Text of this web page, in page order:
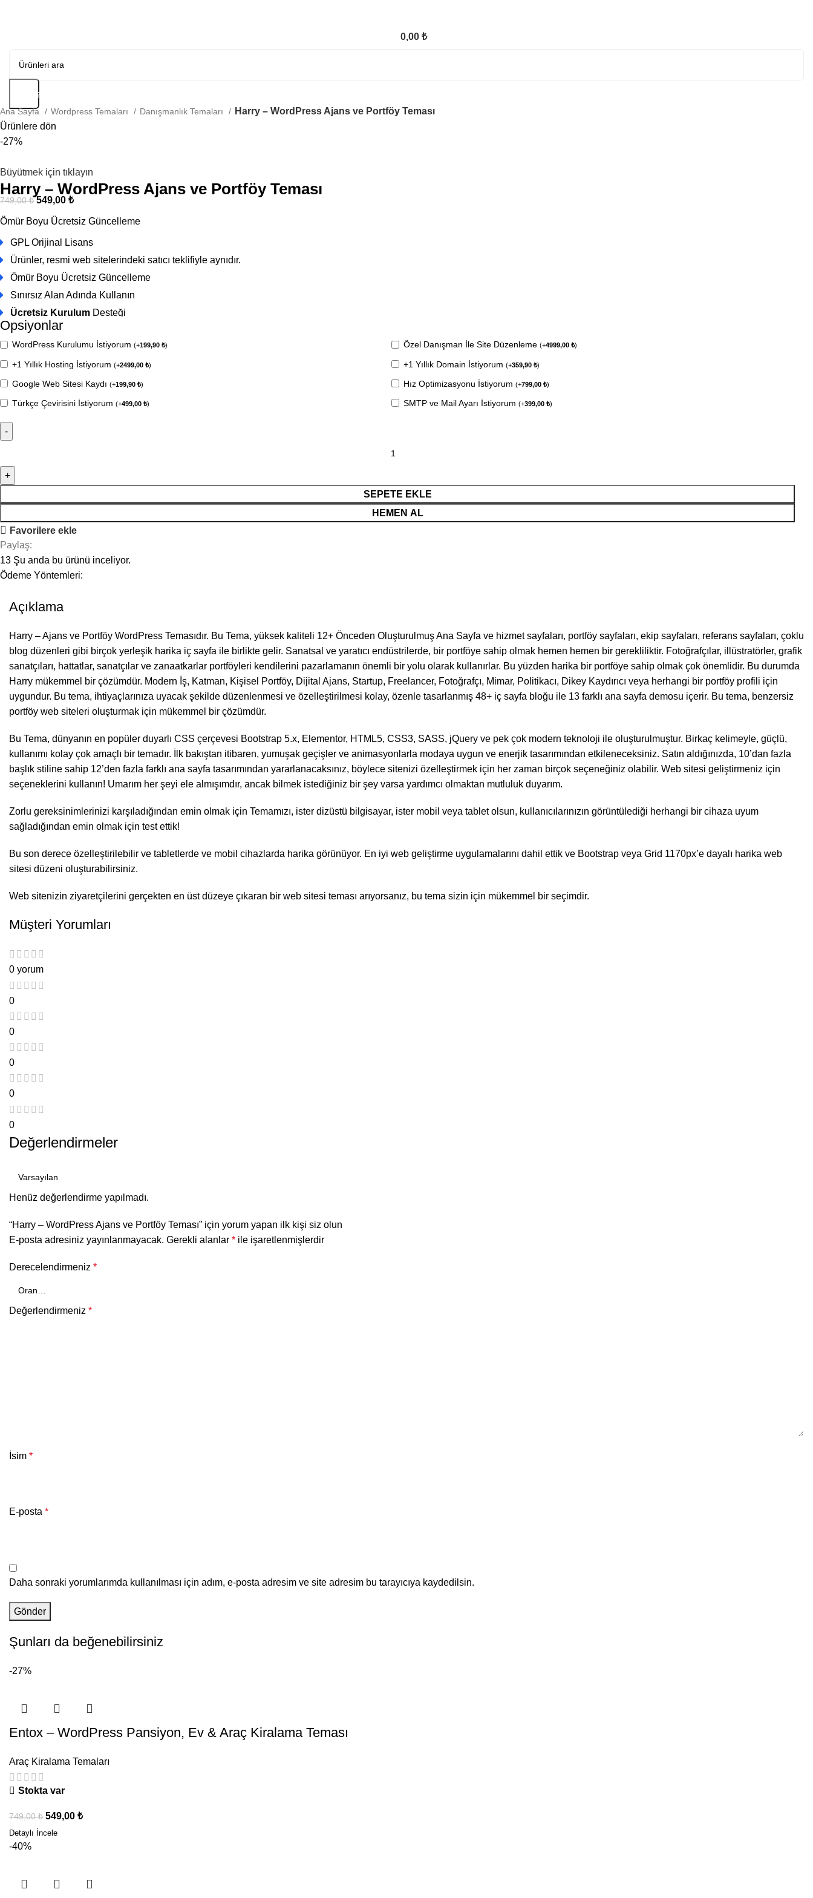
0,00 ₺
Arama
Ana Sayfa Wordpress Temaları Danışmanlık Temaları
Harry – WordPress Ajans ve Portföy Teması
Ürünlere dön
-27%
Büyütmek için tıklayın
Harry – WordPress Ajans ve Portföy Teması
749,00₺ 549,00₺
Ömür Boyu Ücretsiz Güncelleme
GPL Orijinal Lisans
Ürünler, resmi web sitelerindeki satıcı teklifiyle aynıdır.
Ömür Boyu Ücretsiz Güncelleme
Sınırsız Alan Adında Kullanın
Ücretsiz Kurulum Desteği
Opsiyonlar
WordPress Kurulumu İstiyorum(+199,90₺) Özel Danışman İle Site Düzenleme(+4999,00₺)
+1 Yıllık Hosting İstiyorum(+2499,00₺) +1 Yıllık Domain İstiyorum(+359,90₺)
Google Web Sitesi Kaydı(+199,90₺) Hız Optimizasyonu İstiyorum(+799,00₺)
Türkçe Çevirisini İstiyorum(+499,00₺) SMTP ve Mail Ayarı İstiyorum(+399,00₺)
SEPETE EKLE
HEMEN AL
Favorilere ekle
Paylaş:
13 Şu anda bu ürünü inceliyor.
Ödeme Yöntemleri:
Açıklama
Harry – Ajans ve Portföy WordPress Temasıdır. Bu Tema, yüksek kaliteli 12+ Önceden Oluşturulmuş Ana Sayfa ve hizmet sayfaları, portföy sayfaları, ekip sayfaları, referans sayfaları, çoklu
blog düzenleri gibi birçok yerleşik harika iç sayfa ile birlikte gelir. Sanatsal ve yaratıcı endüstrilerde, bir portföye sahip olmak hemen hemen bir gerekliliktir. Fotoğrafçılar, illüstratörler, grafik
sanatçıları, hattatlar, sanatçılar ve zanaatkarlar portföyleri kendilerini pazarlamanın önemli bir yolu olarak kullanırlar. Bu yüzden harika bir portföye sahip olmak çok önemlidir. Bu durumda
Harry mükemmel bir çözümdür. Modern İş, Katman, Kişisel Portföy, Dijital Ajans, Startup, Freelancer, Fotoğrafçı, Mimar, Politikacı, Dikey Kaydırıcı veya herhangi bir portföy profili için
uygundur. Bu tema, ihtiyaçlarınıza uyacak şekilde düzenlenmesi ve özelleştirilmesi kolay, özenle tasarlanmış 48+ iç sayfa bloğu ile 13 farklı ana sayfa demosu içerir. Bu tema, benzersiz
portföy web siteleri oluşturmak için mükemmel bir çözümdür.
Bu Tema, dünyanın en popüler duyarlı CSS çerçevesi Bootstrap 5.x, Elementor, HTML5, CSS3, SASS, jQuery ve pek çok modern teknoloji ile oluşturulmuştur. Birkaç kelimeyle, güçlü,
kullanımı kolay çok amaçlı bir temadır. İlk bakıştan itibaren, yumuşak geçişler ve animasyonlarla modaya uygun ve enerjik tasarımından etkileneceksiniz. Satın aldığınızda, 10’dan fazla
başlık stiline sahip 12’den fazla farklı ana sayfa tasarımından yararlanacaksınız, böylece sitenizi özelleştirmek için her zaman birçok seçeneğiniz olabilir. Web sitesi geliştirmeniz için
seçeneklerini kullanın! Umarım her şeyi ele almışımdır, ancak bilmek istediğiniz bir şey varsa yardımcı olmaktan mutluluk duyarım.
Zorlu gereksinimlerinizi karşıladığından emin olmak için Temamızı, ister dizüstü bilgisayar, ister mobil veya tablet olsun, kullanıcılarınızın görüntülediği herhangi bir cihaza uyum
sağladığından emin olmak için test ettik!
Bu son derece özelleştirilebilir ve tabletlerde ve mobil cihazlarda harika görünüyor. En iyi web geliştirme uygulamalarını dahil ettik ve Bootstrap veya Grid 1170px’e dayalı harika web
sitesi düzeni oluşturabilirsiniz.
Web sitenizin ziyaretçilerini gerçekten en üst düzeye çıkaran bir web sitesi teması arıyorsanız, bu tema sizin için mükemmel bir seçimdir.
Müşteri Yorumları
0 yorum
0
0
0
0
0
Değerlendirmeler
Henüz değerlendirme yapılmadı.
“Harry – WordPress Ajans ve Portföy Teması” için yorum yapan ilk kişi siz olun
E-posta adresiniz yayınlanmayacak. Gerekli alanlar * ile işaretlenmişlerdir
Derecelendirmeniz *
Değerlendirmeniz *
İsim *
E-posta *
Daha sonraki yorumlarımda kullanılması için adım, e-posta adresim ve site adresim bu tarayıcıya kaydedilsin.
Şunları da beğenebilirsiniz
-27%
Entox – WordPress Pansiyon, Ev & Araç Kiralama Teması
Araç Kiralama Temaları
Stokta var
749,00₺ 549,00 ₺
-40%